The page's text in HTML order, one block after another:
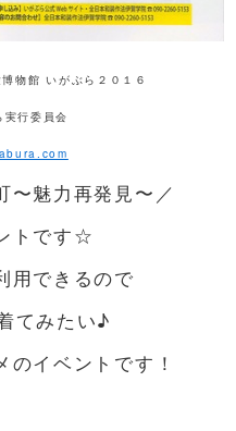
物館 いがぶら２０１６
実行委員会
〜魅力再発見〜／
トです☆
用できるので
てみたい♪
のイベントです！